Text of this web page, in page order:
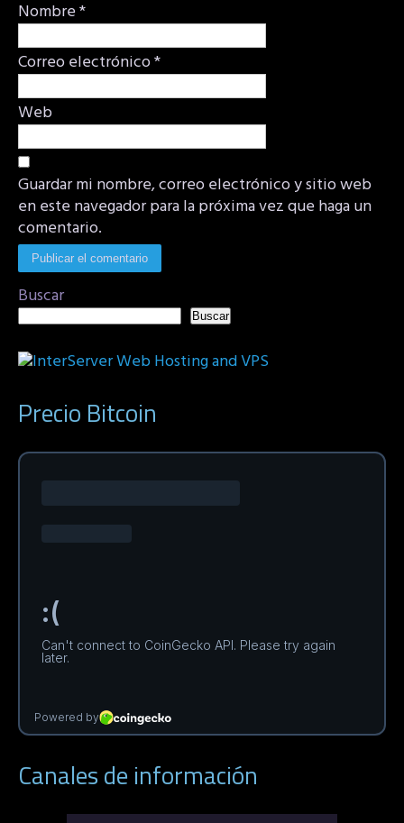
Nombre*
Correo electrónico*
Web
Guardar mi nombre, correo electrónico y sitio web
en este navegador para la próxima vez que haga un
comentario.
Buscar
Buscar
Precio Bitcoin
Canales de información